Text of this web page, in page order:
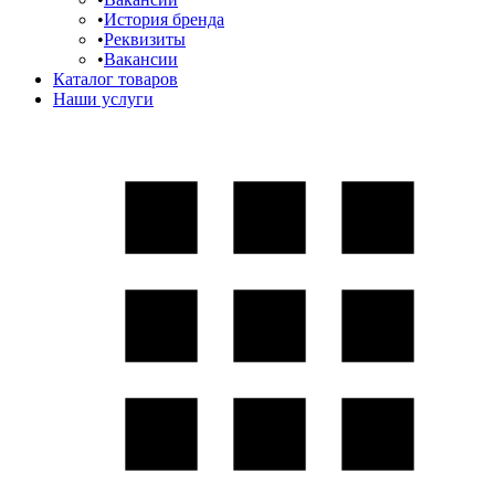
История бренда
Реквизиты
Вакансии
Каталог товаров
Наши услуги